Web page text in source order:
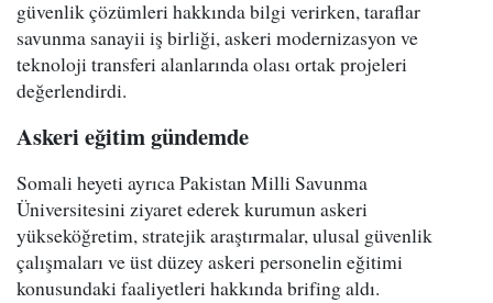
güvenlik çözümleri hakkında bilgi verirken, taraflar
savunma sanayii iş birliği, askeri modernizasyon ve
teknoloji transferi alanlarında olası ortak projeleri
değerlendirdi.
Askeri eğitim gündemde
Somali heyeti ayrıca Pakistan Milli Savunma
Üniversitesini ziyaret ederek kurumun askeri
yükseköğretim, stratejik araştırmalar, ulusal güvenlik
çalışmaları ve üst düzey askeri personelin eğitimi
konusundaki faaliyetleri hakkında brifing aldı.